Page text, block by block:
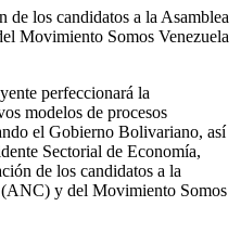
los candidatos a la Asamblea
Movimiento Somos Venezuela
perfeccionará la
modelos de procesos
el Gobierno Bolivariano, así
Sectorial de Economía,
de los candidatos a la
y del Movimiento Somos